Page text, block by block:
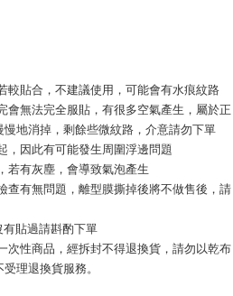
較貼合，不建議使用，可能會有水痕紋路
會無法完全服貼，有很多空氣產生，屬於正
地消掉，剩餘些微紋路，介意請勿下單
，因此有可能發生周圍浮邊問題
若有灰塵，會導致氣泡產生
查有無問題，離型膜撕掉後將不做售後，請
有貼過請斟酌下單
次性商品，經拆封不得退換貨，請勿以乾布
理退換貨服務。